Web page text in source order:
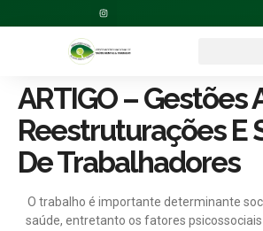
ARTIGO – Gestões
Reestruturações E
De Trabalhadores
O trabalho é importante determinante
saúde, entretanto os fatores